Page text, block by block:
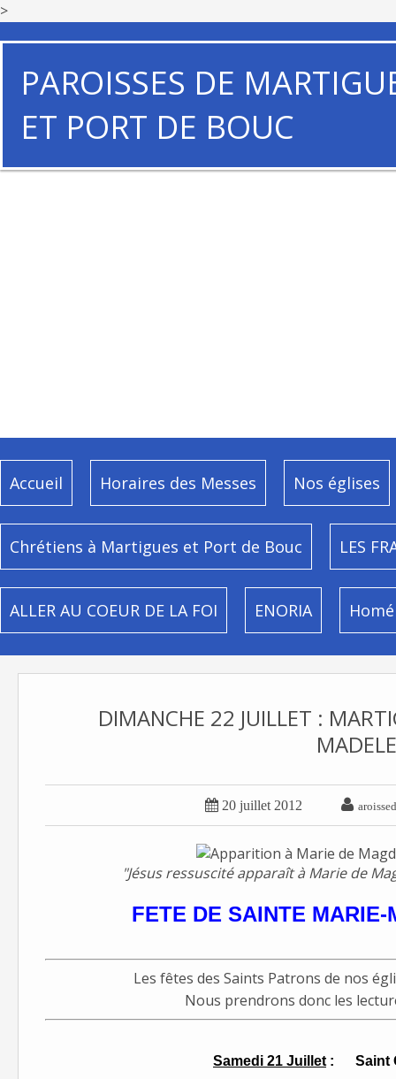
>
PAROISSES DE
ET PORT DE BOUC
Accueil Horaires des Messes Nos églises
Chrétiens à Martigues et Port de Bouc LES
ALLER AU COEUR DE LA FOI ENORIA
DIMANCHE 22 JUILLET :
 20 juillet 2012 
"Jésus ressuscité apparaît à Marie de
FETE DE SAINTE MARIE-
Les fêtes des Saints Patrons de nos
Nous prendrons donc les
Samedi 21 Juillet : Saint